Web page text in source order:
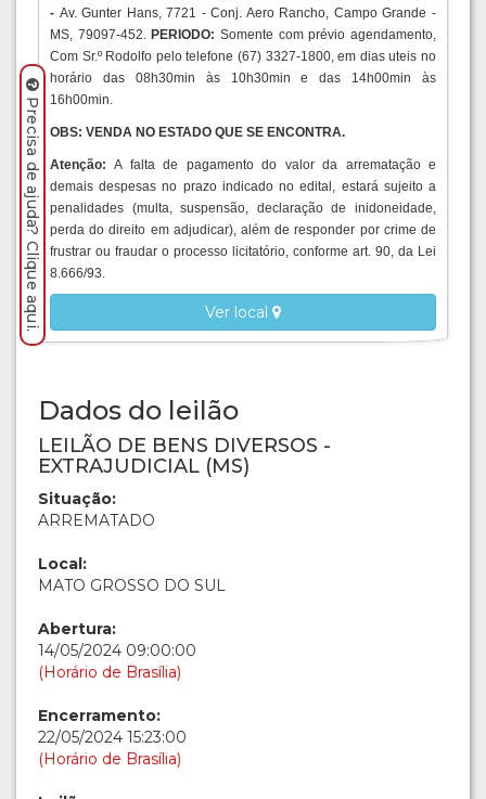
- Av. Gunter Hans, 7721 - Conj. Aero Rancho, Campo Grande -
MS, 79097-452.PERIODO: Somente com prévio agendamento,
Com Sr.º Rodolfo pelo telefone (67) 3327-1800, em dias uteis no
horário das 08h30min às 10h30min e das 14h00min às
16h00min.
OBS: VENDA NO ESTADO QUE SE ENCONTRA.
Atenção:A falta de pagamento do valor da arrematação e
demais despesas no prazo indicado no edital, estará sujeito a
penalidades (multa, suspensão, declaração de inidoneidade,
perda do direito em adjudicar), além de responder por crime de
frustrar ou fraudar o processo licitatório, conforme art. 90, da Lei
8.666/93.
Ver local
Dados do leilão
LEILÃO DE BENS DIVERSOS -
EXTRAJUDICIAL (MS)
Situação:
ARREMATADO
Local:
MATO GROSSO DO SUL
Abertura:
14/05/2024 09:00:00
(Horário de Brasília)
Encerramento:
22/05/2024 15:23:00
(Horário de Brasília)
Precisa de ajuda? Clique aqui.